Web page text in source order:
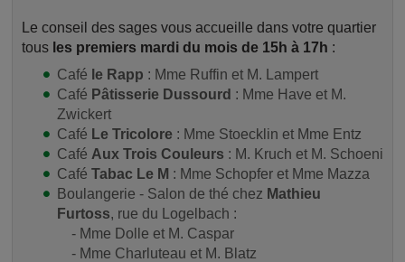
Le conseil des sages vous accueille dans votre quartier
tous les premiers mardi du mois de 15h à 17h :
Café le Rapp : Mme Ruffin et M. Lampert
Café Pâtisserie Dussourd : Mme Have et M.
Zwickert
Café Le Tricolore : Mme Stoecklin et Mme Entz
Café Aux Trois Couleurs : M. Kruch et M. Schoeni
Café Tabac Le M : Mme Schopfer et Mme Mazza
Boulangerie - Salon de thé chez Mathieu
Furtoss, rue du Logelbach :
- Mme Dolle et M. Caspar
- Mme Charluteau et M. Blatz